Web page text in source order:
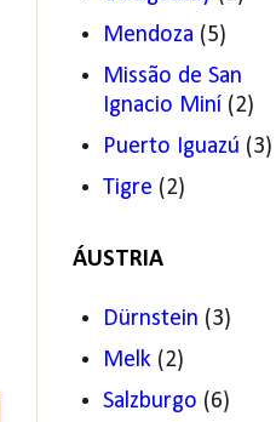
Mendoza (5)
Missão de San
Ignacio Miní (2)
Puerto Iguazú (3)
Tigre (2)
ÁUSTRIA
Dürnstein (3)
Melk (2)
Salzburgo (6)